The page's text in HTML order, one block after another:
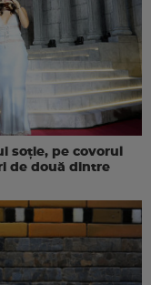
soție, pe covorul
de două dintre